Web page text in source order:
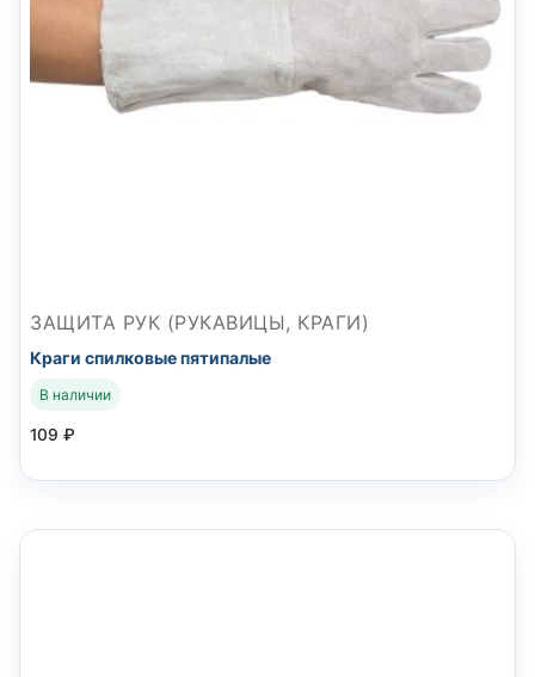
ЗАЩИТА РУК (РУКАВИЦЫ, КРАГИ)
Краги спилковые пятипалые
В наличии
109 ₽